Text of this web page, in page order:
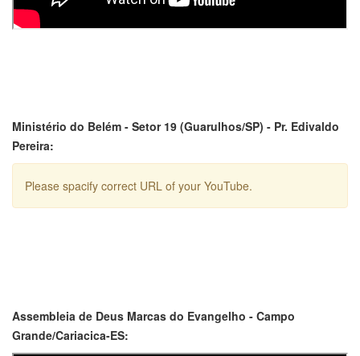
Ministério do Belém - Setor 19 (Guarulhos/SP) - Pr. Edivaldo
Pereira:
Please spacify correct URL of your YouTube.
Assembleia de Deus Marcas do Evangelho - Campo
Grande/Cariacica-ES: